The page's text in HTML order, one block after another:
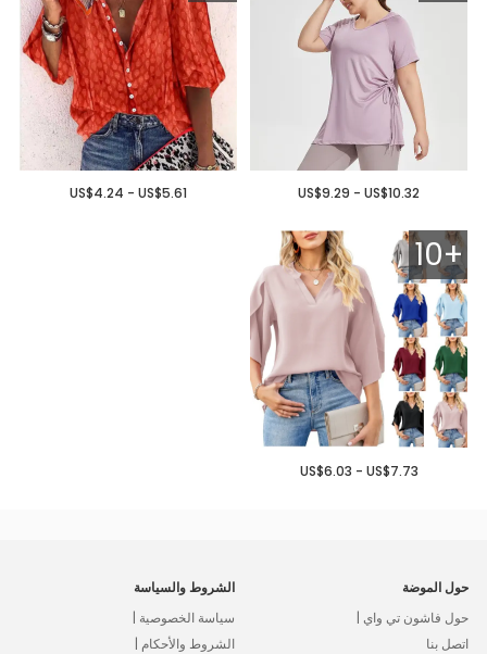
US$9.29 - US$10.32
US$4.24 - US$5.61
10+
US$6.03 - US$7.73
حول الموضة
حول فاشون تي واي |
اتصل بنا
الشروط والسياسة
سياسة الخصوصية |
الشروط والأحكام |